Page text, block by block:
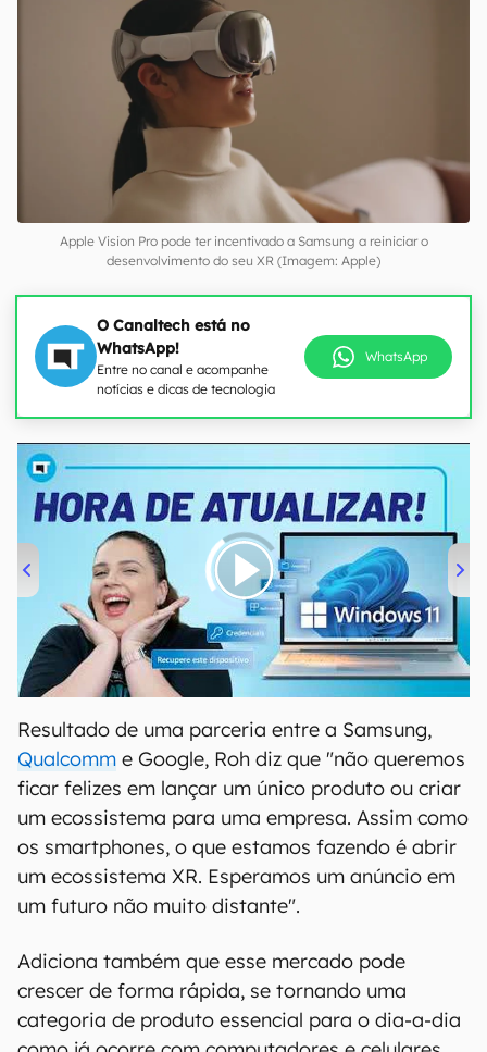
Apple Vision Pro pode ter incentivado a Samsung a reiniciar o
desenvolvimento do seu XR (Imagem: Apple)
O Canaltech está no
WhatsApp!
Entre no canal e acompanhe
notícias e dicas de tecnologia
WhatsApp
00:00 04:52
Resultado de uma parceria entre a Samsung,
Qualcomm e Google, Roh diz que "não queremos
ficar felizes em lançar um único produto ou criar
um ecossistema para uma empresa. Assim como
os smartphones, o que estamos fazendo é abrir
um ecossistema XR. Esperamos um anúncio em
um futuro não muito distante".
Adiciona também que esse mercado pode
crescer de forma rápida, se tornando uma
categoria de produto essencial para o dia-a-dia